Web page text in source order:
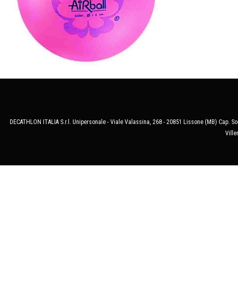
DECATHLON ITALIA S.r.l. Unipersonale - Viale Valassina, 268 - 20851 Lissone (MB) Cap.